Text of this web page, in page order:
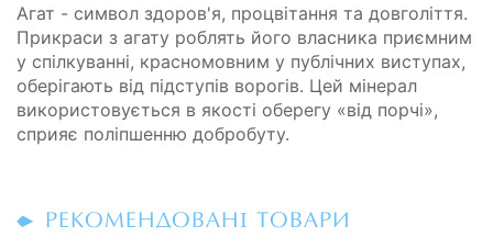
Агат - символ здоров'я, процвітання та довголіття.
Прикраси з агату роблять його власника приємним
у спілкуванні, красномовним у публічних виступах,
оберігають від підступів ворогів. Цей мінерал
використовується в якості оберегу «від порчі»,
сприяє поліпшенню добробуту.
РЕКОМЕНДОВАНІ ТОВАРИ